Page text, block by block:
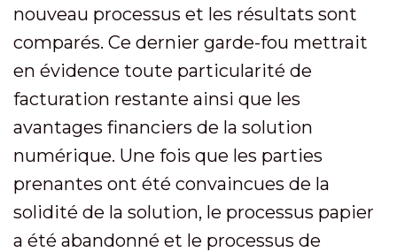
nouveau processus et les résultats sont
comparés. Ce dernier garde-fou mettrait
en évidence toute particularité de
facturation restante ainsi que les
avantages financiers de la solution
numérique. Une fois que les parties
prenantes ont été convaincues de la
solidité de la solution, le processus papier
a été abandonné et le processus de